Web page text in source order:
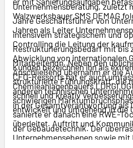
Unternehmensberatung, zuletzt
Jahre Geschäftsführer von
intensivem strategischem und
Restrukturierungsbedarf mit bis
Mitarbeitendn. Neben den
CFO-Ressorts hat er auch
anderen technischen
in der Gesamtverantwortung als
Walzwerksbauer SMS DEMAG
Jahren als Leiter
Controlling die Leitung der
Abwicklung von internationalen
Anschließend übernahm er die
Chemieanlagenbauers LURGI
schwierigen
sanierte er danach eine RWE-
der Gebäudetechnik. Der
dieses Unternehmens an einen
Kunden bezeichnen ihn als
strukturierte Führungskraft, die
schnell und kreativ
entwickelt und umgehend in die
überleitet. Auftritt und
Unternehmensebenen sowie mit